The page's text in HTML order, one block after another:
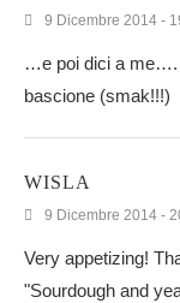
9 Dicembre 2014 -
…e poi dici a me….
bascione (smak!!!)
WISLA
9 Dicembre 2014 -
Very appetizing!
"Sourdough and